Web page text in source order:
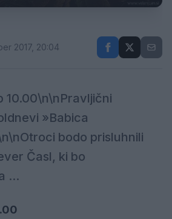
2017, 20:04
10.00\n\nPravljični
»Babica
bodo prisluhnili
Časl, ki bo
...